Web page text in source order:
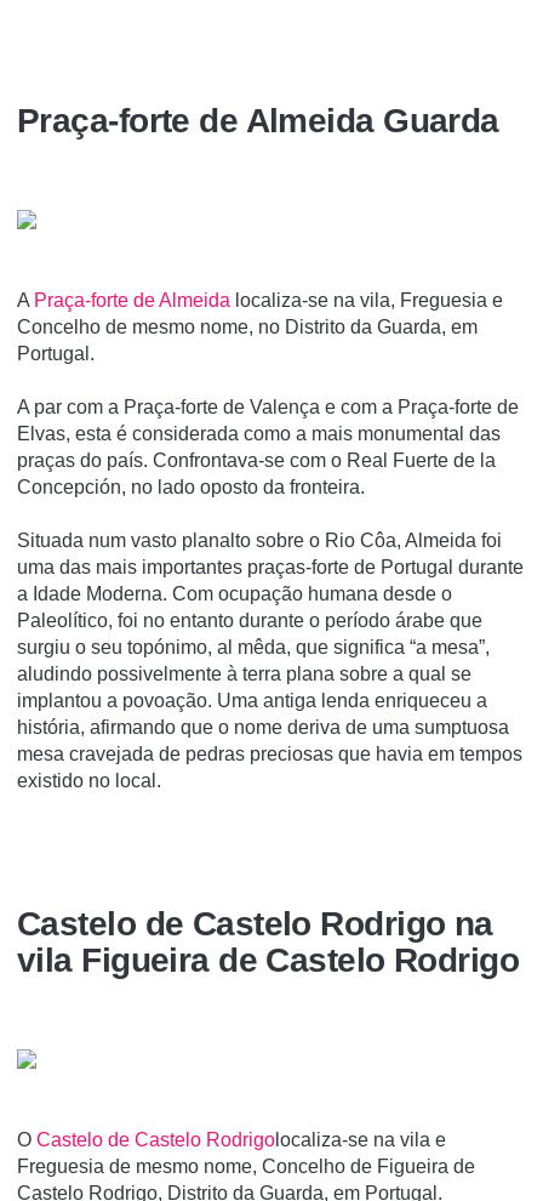
Praça-forte de Almeida Guarda
A Praça-forte de Almeida localiza-se na vila, Freguesia e
Concelho de mesmo nome, no Distrito da Guarda, em
Portugal.
A par com a Praça-forte de Valença e com a Praça-forte de
Elvas, esta é considerada como a mais monumental das
praças do paí­s. Confrontava-se com o Real Fuerte de la
Concepción, no lado oposto da fronteira.
Situada num vasto planalto sobre o Rio Côa, Almeida foi
uma das mais importantes praças-forte de Portugal durante
a Idade Moderna. Com ocupação humana desde o
Paleolítico, foi no entanto durante o período árabe que
surgiu o seu topónimo, al mêda, que significa “a mesa”,
aludindo possivelmente à terra plana sobre a qual se
implantou a povoação. Uma antiga lenda enriqueceu a
história, afirmando que o nome deriva de uma sumptuosa
mesa cravejada de pedras preciosas que havia em tempos
existido no local.
Castelo de Castelo Rodrigo na
vila Figueira de Castelo Rodrigo
O Castelo de Castelo Rodrigo localiza-se na vila e
Freguesia de mesmo nome, Concelho de Figueira de
Castelo Rodrigo, Distrito da Guarda, em Portugal.